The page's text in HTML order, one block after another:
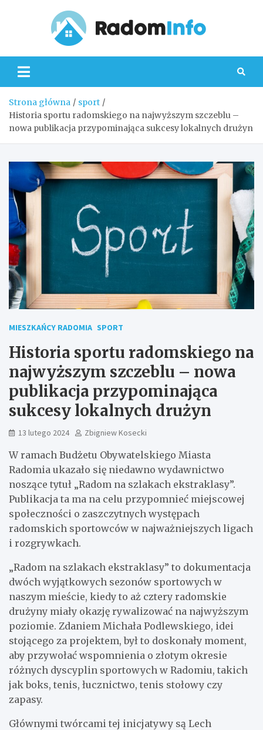
Strona główna
sport
Historia sportu radomskiego na najwyższym szczeblu –
nowa publikacja przypominająca sukcesy lokalnych drużyn
MIESZKAŃCY RADOMIA SPORT
Historia sportu radomskiego na
najwyższym szczeblu – nowa
publikacja przypominająca
sukcesy lokalnych drużyn
13 lutego 2024 Zbigniew Kosecki
W ramach Budżetu Obywatelskiego Miasta
Radomia ukazało się niedawno wydawnictwo
noszące tytuł „Radom na szlakach ekstraklasy”.
Publikacja ta ma na celu przypomnieć miejscowej
społeczności o zaszczytnych występach
radomskich sportowców w najważniejszych ligach
i rozgrywkach.
„Radom na szlakach ekstraklasy” to dokumentacja
dwóch wyjątkowych sezonów sportowych w
naszym mieście, kiedy to aż cztery radomskie
drużyny miały okazję rywalizować na najwyższym
poziomie. Zdaniem Michała Podlewskiego, idei
stojącego za projektem, był to doskonały moment,
aby przywołać wspomnienia o złotym okresie
różnych dyscyplin sportowych w Radomiu, takich
jak boks, tenis, łucznictwo, tenis stołowy czy
zapasy.
Głównymi twórcami tej inicjatywy są Lech